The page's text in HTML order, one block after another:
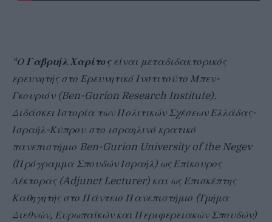
*ΟΓαβριήλ Χαρίτοςείναι μεταδιδακτορικός
ερευνητής στο Ερευνητικό Ινστιτούτο Μπεν-
Γκουριόν (Ben-Gurion Research Institute).
Διδάσκει Ιστορία των Πολιτικών Σχέσεων Ελλάδας-
Ισραήλ-Κύπρου στο ισραηλινό κρατικό
πανεπιστήμιο Ben-Gurion University of the Negev
(Πρόγραμμα Σπουδών Ισραήλ) ως Επίκουρος
Λέκτορας (Adjunct Lecturer) και ως Επισκέπτης
Καθηγητής στο Πάντειο Πανεπιστήμιο (Τμήμα
Διεθνών, Ευρωπαϊκών και Περιφερειακών Σπουδών)